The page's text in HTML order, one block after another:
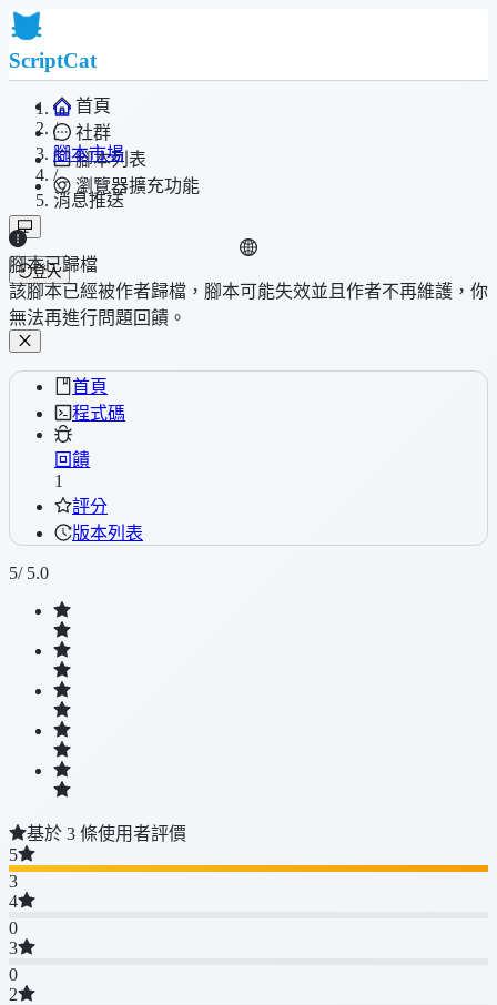
ScriptCat
首頁
社群
腳本列表
瀏覽器擴充功能
登入
/
腳本市場
/
消息推送
腳本已歸檔
該腳本已經被作者歸檔，腳本可能失效並且作者不再維護，你
無法再進行問題回饋。
首頁
程式碼
回饋
1
評分
版本列表
5/ 5.0
基於 3 條使用者評價
5
3
4
0
3
0
2